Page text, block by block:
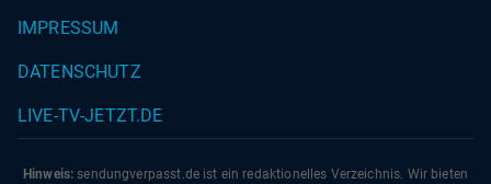
IMPRESSUM
DATENSCHUTZ
LIVE-TV-JETZT.DE
Hinweis: sendungverpasst.de ist ein redaktionelles Verzeichnis. Wir bieten